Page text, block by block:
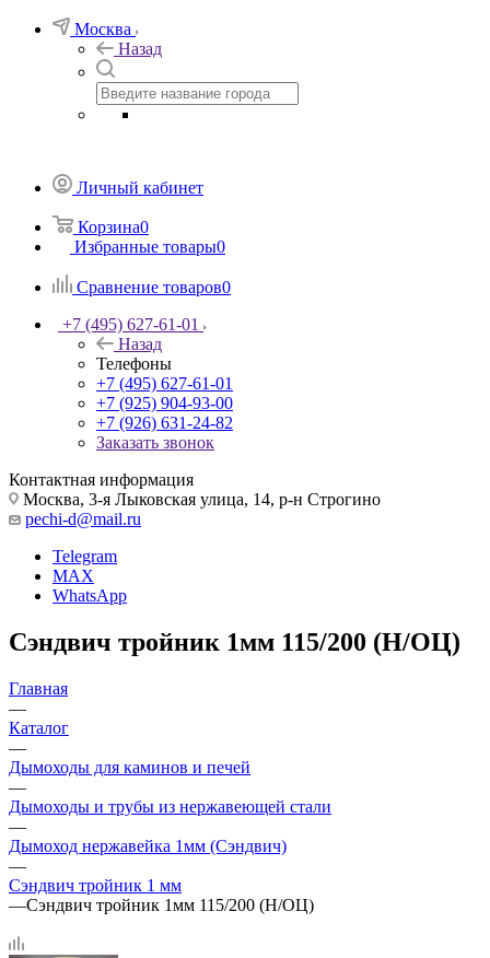
Москва
Назад
Личный кабинет
Корзина0
Избранные товары0
Сравнение товаров0
+7 (495) 627-61-01
Назад
Телефоны
+7 (495) 627-61-01
+7 (925) 904-93-00
+7 (926) 631-24-82
Заказать звонок
Контактная информация
Москва, 3-я Лыковская улица, 14, р-н Строгино
pechi-d@mail.ru
Telegram
MAX
WhatsApp
Сэндвич тройник 1мм 115/200 (Н/ОЦ)
Главная
—
Каталог
—
Дымоходы для каминов и печей
—
Дымоходы и трубы из нержавеющей стали
—
Дымоход нержавейка 1мм (Сэндвич)
—
Сэндвич тройник 1 мм
—Сэндвич тройник 1мм 115/200 (Н/ОЦ)